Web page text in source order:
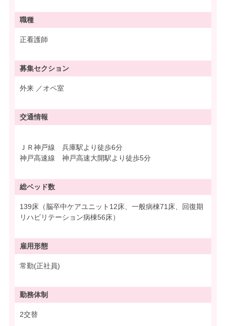
職種
正看護師
募集セクション
外来 ／オペ室
交通情報
ＪＲ神戸線 兵庫駅より徒歩6分
神戸高速線 神戸高速大開駅より徒歩5分
総ベッド数
139床（脳卒中ケアユニット12床、一般病棟71床、回復期
リハビリテーション病棟56床）
雇用形態
常勤(正社員)
勤務体制
2交替